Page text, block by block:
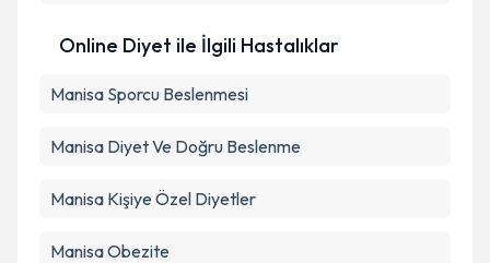
Online Diyet ile İlgili Hastalıklar
Manisa Sporcu Beslenmesi
Manisa Diyet Ve Doğru Beslenme
Manisa Kişiye Özel Diyetler
Manisa Obezite